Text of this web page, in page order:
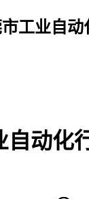
工业自
自动化